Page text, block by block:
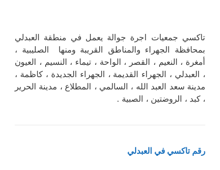
تاكسي جمعيات اجرة جوالة يعمل في منطقة العبدلي
بمحافظة الجهراء والمناطق القريبة ومنها الصليبية ،
أمغرة ، النعيم ، القصر ، الواحة ، تيماء ، النسيم ، العيون
، العبدلي ، الجهراء القديمة ، الجهراء الجديدة ، كاظمة ،
مدينة سعد العبد الله ، السالمي ، المطلاع ، مدينة الحرير
، كبد ، الروضتين ، الصبية .
رقم تاكسي في العبدلي